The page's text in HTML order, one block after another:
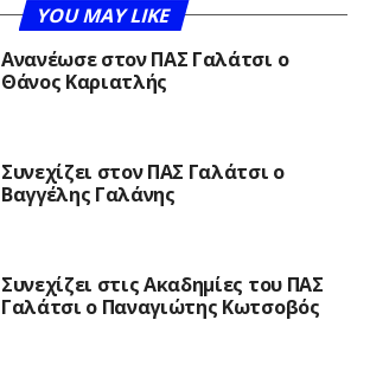
YOU MAY LIKE
Ανανέωσε στον ΠΑΣ Γαλάτσι ο
Θάνος Καριατλής
Συνεχίζει στον ΠΑΣ Γαλάτσι ο
Βαγγέλης Γαλάνης
Συνεχίζει στις Ακαδημίες του ΠΑΣ
Γαλάτσι ο Παναγιώτης Κωτσοβός